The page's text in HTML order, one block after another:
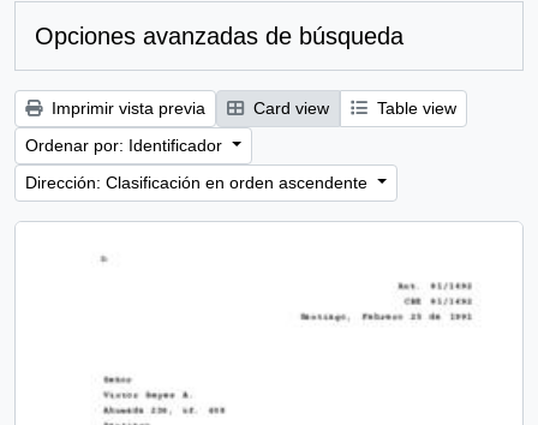
Opciones avanzadas de búsqueda
Imprimir vista previa Card view
Table view
Ordenar por: Identificador
Dirección: Clasificación en orden ascendente